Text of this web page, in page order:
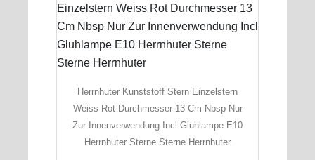
Herrnhuter Kunststoff Stern Einzelstern
Weiss Rot Durchmesser 13 Cm Nbsp Nur
Zur Innenverwendung Incl Gluhlampe E10
Herrnhuter Sterne Sterne Herrnhuter